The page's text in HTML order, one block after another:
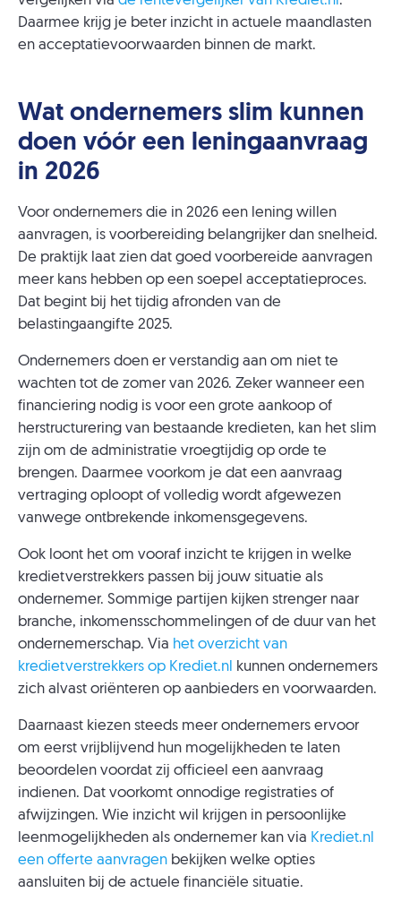
Daarmee krijg je beter inzicht in actuele maandlasten
en acceptatievoorwaarden binnen de markt.
Wat ondernemers slim kunnen
doen vóór een leningaanvraag
in 2026
Voor ondernemers die in 2026 een lening willen
aanvragen, is voorbereiding belangrijker dan snelheid.
De praktijk laat zien dat goed voorbereide aanvragen
meer kans hebben op een soepel acceptatieproces.
Dat begint bij het tijdig afronden van de
belastingaangifte 2025.
Ondernemers doen er verstandig aan om niet te
wachten tot de zomer van 2026. Zeker wanneer een
financiering nodig is voor een grote aankoop of
herstructurering van bestaande kredieten, kan het slim
zijn om de administratie vroegtijdig op orde te
brengen. Daarmee voorkom je dat een aanvraag
vertraging oploopt of volledig wordt afgewezen
vanwege ontbrekende inkomensgegevens.
Ook loont het om vooraf inzicht te krijgen in welke
kredietverstrekkers passen bij jouw situatie als
ondernemer. Sommige partijen kijken strenger naar
branche, inkomensschommelingen of de duur van het
ondernemerschap. Via het overzicht van
kredietverstrekkers op Krediet.nl kunnen ondernemers
zich alvast oriënteren op aanbieders en voorwaarden.
Daarnaast kiezen steeds meer ondernemers ervoor
om eerst vrijblijvend hun mogelijkheden te laten
beoordelen voordat zij officieel een aanvraag
indienen. Dat voorkomt onnodige registraties of
afwijzingen. Wie inzicht wil krijgen in persoonlijke
leenmogelijkheden als ondernemer kan via Krediet.nl
een offerte aanvragen bekijken welke opties
aansluiten bij de actuele financiële situatie.